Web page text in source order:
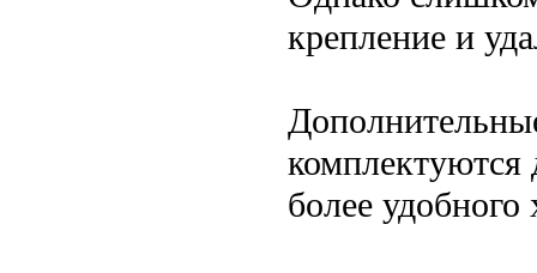
крепление и
более удобного